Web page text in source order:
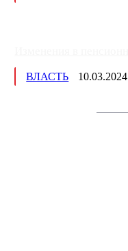
ВЛАСТЬ 10.03.2024